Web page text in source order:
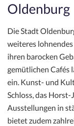
Oldenburg
Die Stadt
weiteres
ihren barocken
gemütlichen Cafés
ein. Kunst- und
Schloss, das
Ausstellungen in
bietet zudem